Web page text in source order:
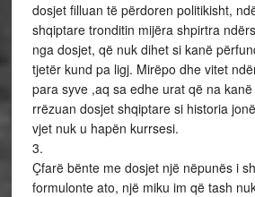
dosjet filluan të përdoren politikisht,
shqiptare tronditin mijëra shpirtra
nga dosjet, që nuk dihet si kanë
tjetër kund pa ligj. Mirëpo dhe vitet
para syve ,aq sa edhe urat që na
rrëzuan dosjet shqiptare si historia
vjet nuk u hapën kurrsesi.
3.
Çfarë bënte me dosjet një nëpunës i
formulonte ato, një miku im që tash